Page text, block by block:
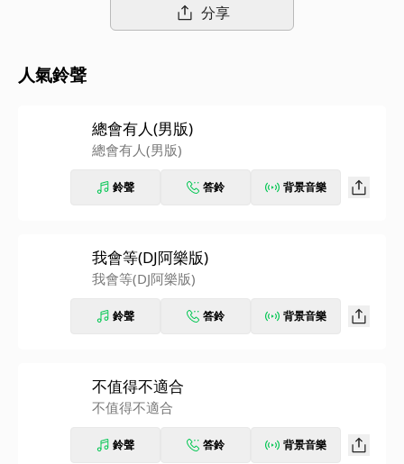
分享
人氣鈴聲
總會有人(男版)
總會有人(男版)
鈴聲 答鈴 背景音樂
我會等(DJ阿樂版)
我會等(DJ阿樂版)
鈴聲 答鈴 背景音樂
不值得不適合
不值得不適合
鈴聲 答鈴 背景音樂